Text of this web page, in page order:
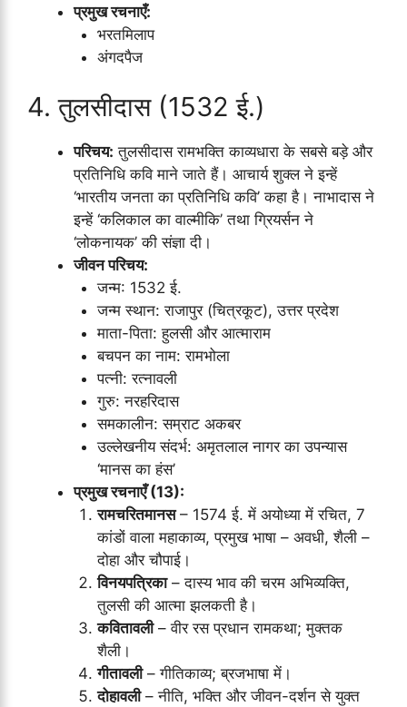
प्रमुख रचनाएँ:
भरतमिलाप
अंगदपैज
4. तुलसीदास (1532 ई.)
परिचय: तुलसीदास रामभक्ति काव्यधारा के सबसे बड़े और
प्रतिनिधि कवि माने जाते हैं। आचार्य शुक्ल ने इन्हें
‘भारतीय जनता का प्रतिनिधि कवि’ कहा है। नाभादास ने
इन्हें ‘कलिकाल का वाल्मीकि’ तथा ग्रियर्सन ने
‘लोकनायक’ की संज्ञा दी।
जीवन परिचय:
जन्म: 1532 ई.
जन्म स्थान: राजापुर (चित्रकूट), उत्तर प्रदेश
माता-पिता: हुलसी और आत्माराम
बचपन का नाम: रामभोला
पत्नी: रत्नावली
गुरु: नरहरिदास
समकालीन: सम्राट अकबर
उल्लेखनीय संदर्भ: अमृतलाल नागर का उपन्यास
‘मानस का हंस’
प्रमुख रचनाएँ (13):
रामचरितमानस– 1574 ई. में अयोध्या में रचित, 7
कांडों वाला महाकाव्य, प्रमुख भाषा – अवधी, शैली –
दोहा और चौपाई।
विनयपत्रिका– दास्य भाव की चरम अभिव्यक्ति,
तुलसी की आत्मा झलकती है।
कवितावली– वीर रस प्रधान रामकथा; मुक्तक
शैली।
गीतावली– गीतिकाव्य; ब्रजभाषा में।
दोहावली– नीति, भक्ति और जीवन-दर्शन से युक्त